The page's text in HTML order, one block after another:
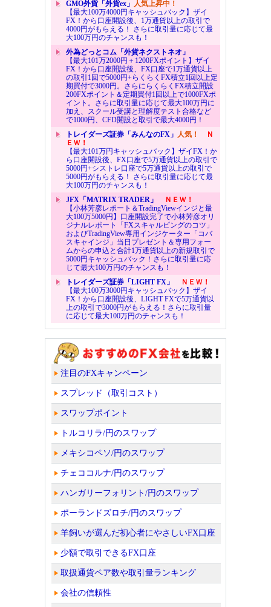
GMO外貨「外貨ex」 人気上昇中！
【最大100万4000円キャッシュバック】ザイ
FX！から口座開設後、1万通貨以上の取引で
4000円がもらえる！ さらに取引量に応じて最
大100万円のチャンスも！
外為どっとコム「外貨ネクストネオ」
【最大101万2000円＋1200FXポイント】ザイ
FX！から口座開設後、FX口座で1万通貨以上
の取引1回で5000円+らくらくFX積立1回以上定
期買付で3000円。さらにらくらくFX積立開設
200FXポイント＆定期買付1回以上で1000FXポ
イント。さらに取引量に応じて最大100万円に
加え、スクール受講と理解度テスト合格など
で1000円、CFD開設と取引で最大4000円！
トレイダーズ証券「みんなのFX」 人気！
Ｎ
ＥＷ！
【最大101万円キャッシュバック】ザイFX！か
ら口座開設後、FX口座で5万通貨以上の取引で
5000円+シストレ口座で5万通貨以上の取引で
5000円がもらえる！ さらに取引量に応じて最
大100万円のチャンスも！
JFX「MATRIX TRADER」
ＮＥＷ！
【小林芳彦レポート＆TradingViewインジと最
大100万5000円】口座開設完了で小林芳彦オリ
ジナルレポート「FXスキャルピングのコツ」
およびTradingView専用インジケーター「コバ
スキャインジ」当日プレゼント＆専用フォー
ムからの申込と合計1万通貨以上の新規取引で
5000円キャッシュバック！さらに取引量に応
じて最大100万円のチャンスも！
トレイダーズ証券「LIGHT FX」
ＮＥＷ！
【最大100万3000円キャッシュバック】ザイ
FX！から口座開設後、LIGHT FXで5万通貨以
上の取引で3000円がもらえる！さらに取引量
に応じて最大100万円のチャンスも！
注目のFXキャンペーン
スプレッド（取引コスト）
スワップポイント
トルコリラ/円のスワップ
メキシコペソ/円のスワップ
チェココルナ/円のスワップ
ハンガリーフォリント/円のスワップ
ポーランドズロチ/円のスワップ
羊飼いが選んだ初心者にやさしいFX口座
少額で取引できるFX口座
取扱通貨ペア数や取引量ランキング
会社の信頼性